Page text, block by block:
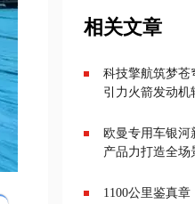
相关文章
科技擎航筑梦苍
引力火箭发动机
欧曼专用车银
产品力打造全场
1100公里鉴真